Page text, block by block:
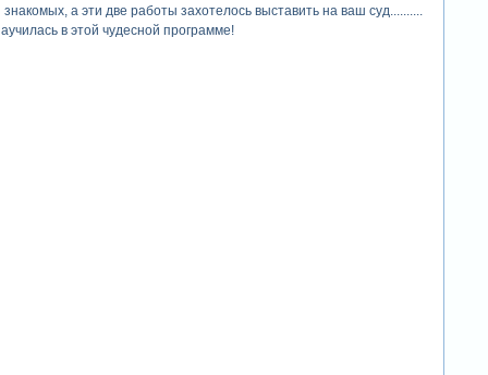
а эти две работы захотелось выставить на ваш суд..........
в этой чудесной программе!